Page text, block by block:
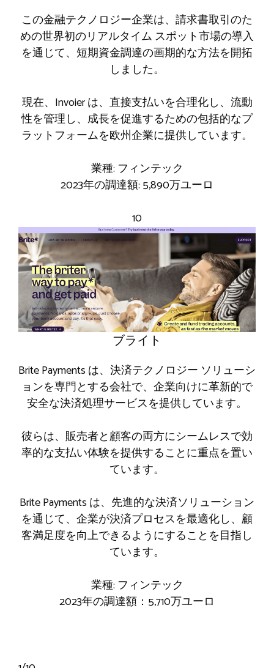
この金融テクノロジー企業は、請求書取引のた
めの世界初のリアルタイム スポット市場の導入
を通じて、短期資金調達の画期的な方法を開拓
しました。
現在、Invoier は、直接支払いを合理化し、流動
性を管理し、成長を促進するための包括的なプ
ラットフォームを欧州企業に提供しています。
業種: フィンテック
2023年の調達額: 5,890万ユーロ
10
ブライト
Brite Payments は、決済テクノロジー ソリューシ
ョンを専門とする会社で、企業向けに革新的で
安全な決済処理サービスを提供しています。
彼らは、販売者と顧客の両方にシームレスで効
率的な支払い体験を提供することに重点を置い
ています。
Brite Payments は、先進的な決済ソリューション
を通じて、企業が決済プロセスを最適化し、顧
客満足度を向上できるようにすることを目指し
ています。
業種: フィンテック
2023年の調達額：5,710万ユーロ